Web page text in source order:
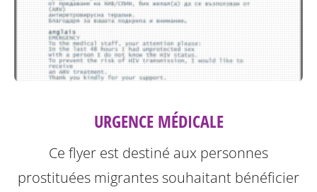
URGENCE MÉDICALE
Ce flyer est destiné aux personnes
prostituées migrantes souhaitant bénéficier